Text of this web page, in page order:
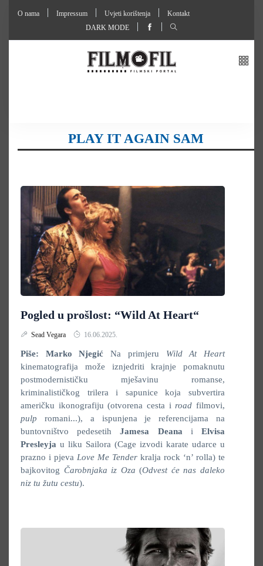
O nama Impressum Uvjeti korištenja
Kontakt
DARK MODE
PLAY IT AGAIN SAM
Pogled u prošlost: “Wild At Heart“
Sead Vegara 16.06.2025.
Piše: Marko Njegić Na primjeru Wild At Heart
kinematografija može iznjedriti krajnje pomaknutu
postmodernističku mješavinu romanse,
kriminalističkog trilera i sapunice koja subvertira
američku ikonografiju (otvorena cesta iroadfilmovi,
pulp romani...), a ispunjena je referencijama na
buntovništvo pedesetihJamesa Deana i Elvisa
Presleyja u liku Sailora (Cage izvodi karate udarce u
prazno i pjeva Love Me Tender kralja rock ‘n’ rolla) te
bajkovitog Čarobnjaka iz Oza (Odvest će nas daleko
niz tu žutu cestu).